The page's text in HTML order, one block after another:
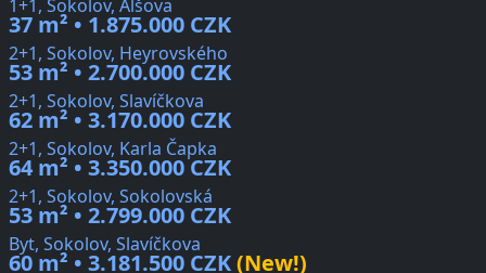
1+1, Sokolov, Alšova
37 m² • 1.875.000 CZK
2+1, Sokolov, Heyrovského
53 m² • 2.700.000 CZK
2+1, Sokolov, Slavíčkova
62 m² • 3.170.000 CZK
2+1, Sokolov, Karla Čapka
64 m² • 3.350.000 CZK
2+1, Sokolov, Sokolovská
53 m² • 2.799.000 CZK
Byt, Sokolov, Slavíčkova
60 m² • 3.181.500 CZK(New!)